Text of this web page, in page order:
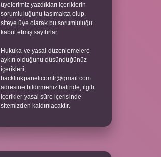
üyelerimiz yazdıkları içeriklerin
sorumluluğunu taşımakta olup,
siteye üye olarak bu sorumluluğu
kabul etmiş sayılırlar.
Hukuka ve yasal düzenlemelere
aykırı olduğunu düşündüğünüz
içerikleri,
backlinkpanelicomtr@gmail.com
adresine bildirmeniz halinde, ilgili
içerikler yasal süre içerisinde
sitemizden kaldırılacaktır.